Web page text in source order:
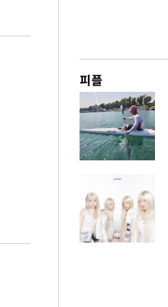
피플